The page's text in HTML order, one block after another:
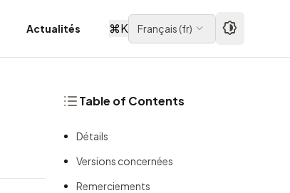
Actualités ⌘K Français(fr)
Table of Contents
Détails
Versions concernées
Remerciements